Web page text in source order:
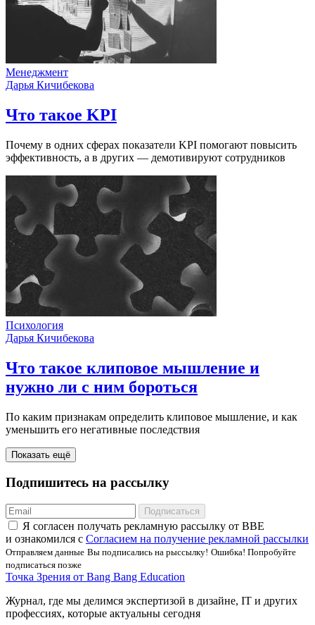
Менеджмент
Дарья Кичибекова
Что такое KPI
Почему в одних сферах показатели KPI помогают повысить
эффективность, а в других — демотивируют сотрудников
Психология
Дарья Кичибекова
Что такое клиповое мышление и
нужно ли с ним бороться
По каким признакам определить клиповое мышление, и как
уменьшить его негативные последствия
Показать ещё
Подпишитесь на рассылку
Подписаться
Я соглаcен получать рекламную рассылку от BBE
и ознакомился с Согласием на получение рекламной рассылки
Отправляем данные Вы подписались на рыссылку! Ошибка! Попробуйте
подписаться позже
Точка Зрения от Bang Bang Education
Журнал, где мы делимся экспертизой в дизайне, IT и других
профессиях, которые актуальны сегодня